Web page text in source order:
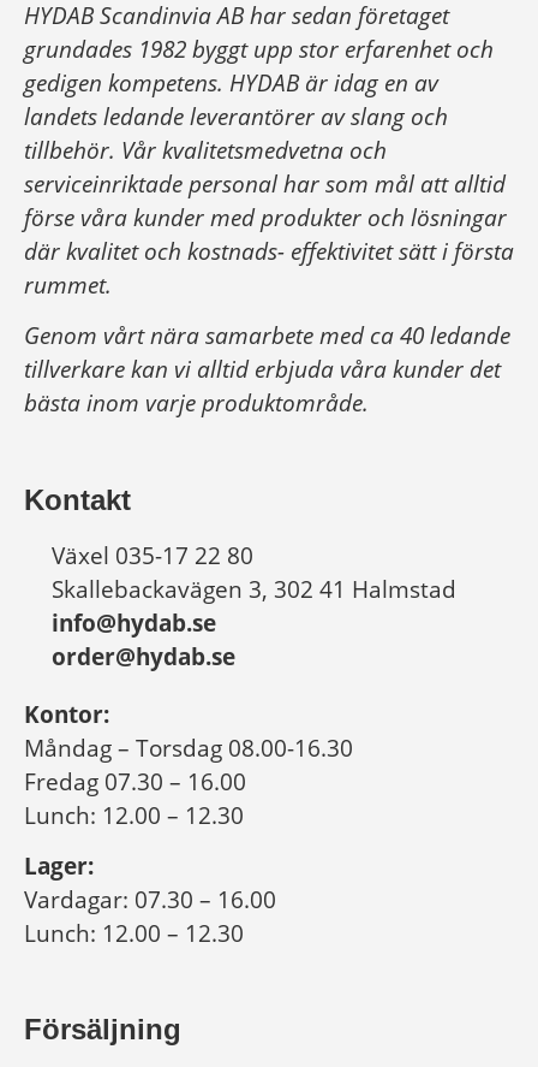
HYDAB Scandinvia AB har sedan företaget
grundades 1982 byggt upp stor erfarenhet och
gedigen kompetens. HYDAB är idag en av
landets ledande leverantörer av slang och
tillbehör. Vår kvalitetsmedvetna och
serviceinriktade personal har som mål att alltid
förse våra kunder med produkter och lösningar
där kvalitet och kostnads- effektivitet sätt i första
rummet.
Genom vårt nära samarbete med ca 40 ledande
tillverkare kan vi alltid erbjuda våra kunder det
bästa inom varje produktområde.
Kontakt
Växel 035-17 22 80
Skallebackavägen 3, 302 41 Halmstad
info@hydab.se
order@hydab.se
Kontor:
Måndag – Torsdag 08.00-16.30
Fredag 07.30 – 16.00
Lunch: 12.00 – 12.30
Lager:
Vardagar: 07.30 – 16.00
Lunch: 12.00 – 12.30
Försäljning